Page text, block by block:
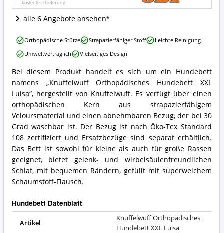
dieses
Hundebett
kostenlose Lieferung
alle 6 Angebote ansehen
Knuffelwuff
Orthopädisches
Hundebett
XXL
Luisa
Zusammenfassung:
Was
bietet
dieses
Hundebett?
Bei diesem Produkt handelt es sich um ein Hundebett
namens „Knuffelwuff Orthopädisches Hundebett XXL
Luisa“, hergestellt von Knuffelwuff. Es verfügt über einen
orthopädischen Kern aus strapazierfähigem
Veloursmaterial und einen abnehmbaren Bezug, der bei 30
Grad waschbar ist. Der Bezug ist nach Öko-Tex Standard
108 zertifiziert und Ersatzbezüge sind separat erhältlich.
Das Bett ist sowohl für kleine als auch für große Rassen
geeignet, bietet gelenk- und wirbelsäulenfreundlichen
Schlaf, mit bequemen Rändern, gefüllt mit superweichem
Schaumstoff-Flausch.
Hundebett Datenblatt
Artikel
Knuffelwuff Orthopädisches
Hundebett XXL Luisa
Knuffelwuff
Orthopädisches
Hundebett
Luisa
Vorteile:
Was
spricht
für
dieses
Hundebett?
Orthopädische Stütze Strapazierfähiger Stoff
Leichte Reinigung
Umweltverträglich
Vielseitiges Design